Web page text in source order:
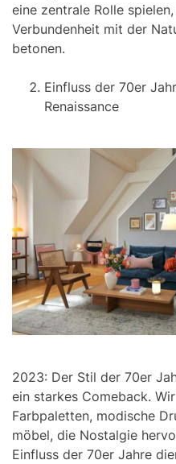
eine zentrale Rolle
Verbundenheit mit der
betonen.
Einfluss der 70er
Renaissance
2023: Der Stil der 70er
ein starkes Comeback.
Farbpaletten, modische
möbel, die Nostalgie
Einfluss der 70er Jahre